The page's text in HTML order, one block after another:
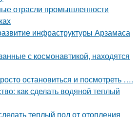
отрасли промышленности
инфраструктуры Арзамаса
с космонавтикой, находятся
остановиться и посмотреть ….
как сделать водяной теплый
теплый пол от отопления